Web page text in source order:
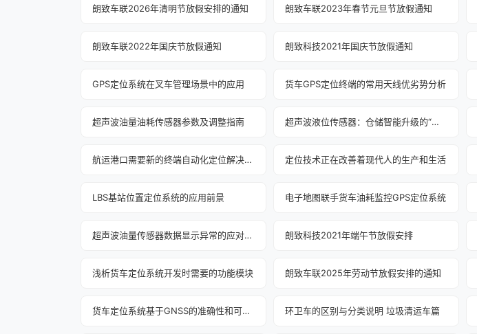
朗致车联2026年清明节放假安排的通知 朗致车联2023年春节元旦节放假通知
朗致车联2022年国庆节放假通知 朗致科技2021年国庆节放假通知
GPS定位系统在叉车管理场景中的应用 货车GPS定位终端的常用天线优劣势分析
超声波油量油耗传感器参数及调整指南 超声波液位传感器：仓储智能升级的“密钥”
航运港口需要新的终端自动化定位解决方案 定位技术正在改善着现代人的生产和生活
LBS基站位置定位系统的应用前景 电子地图联手货车油耗监控GPS定位系统
超声波油量传感器数据显示异常的应对之策 朗致科技2021年端午节放假安排
浅析货车定位系统开发时需要的功能模块 朗致车联2025年劳动节放假安排的通知‌
货车定位系统基于GNSS的准确性和可靠性 环卫车的区别与分类说明 垃圾清运车篇